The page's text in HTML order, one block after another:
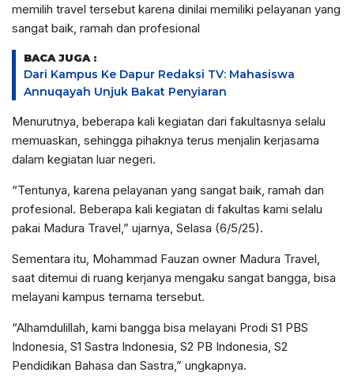
memilih travel tersebut karena dinilai memiliki pelayanan yang
sangat baik, ramah dan profesional
BACA JUGA :
Dari Kampus Ke Dapur Redaksi TV: Mahasiswa
Annuqayah Unjuk Bakat Penyiaran
Menurutnya, beberapa kali kegiatan dari fakultasnya selalu
memuaskan, sehingga pihaknya terus menjalin kerjasama
dalam kegiatan luar negeri.
“Tentunya, karena pelayanan yang sangat baik, ramah dan
profesional. Beberapa kali kegiatan di fakultas kami selalu
pakai Madura Travel,” ujarnya, Selasa (6/5/25).
Sementara itu, Mohammad Fauzan owner Madura Travel,
saat ditemui di ruang kerjanya mengaku sangat bangga, bisa
melayani kampus ternama tersebut.
“Alhamdulillah, kami bangga bisa melayani Prodi S1 PBS
Indonesia, S1 Sastra Indonesia, S2 PB Indonesia, S2
Pendidikan Bahasa dan Sastra,” ungkapnya.